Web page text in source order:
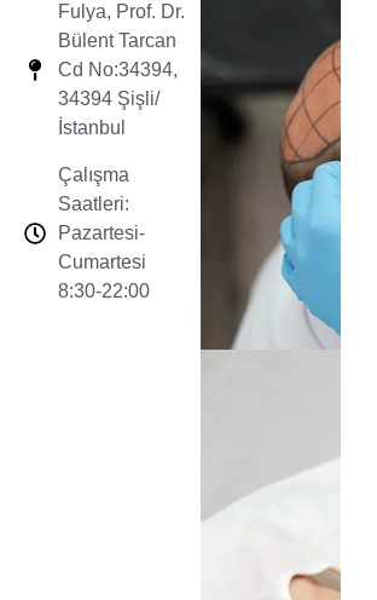
Fulya, Prof. Dr.
Bülent Tarcan
Cd No:34394,
34394 Şişli/
İstanbul
Çalışma
Saatleri:
Pazartesi-
Cumartesi
8:30-22:00